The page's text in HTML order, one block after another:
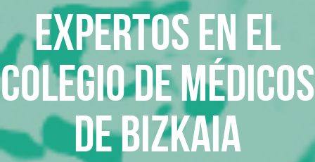
expertos en el
Colegio de Médicos
de Bizkaia